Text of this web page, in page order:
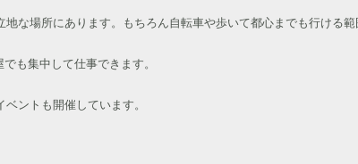
な場所にあります。もちろん自転車や歩いて都心までも行ける範
も集中して仕事できます。
ントも開催しています。